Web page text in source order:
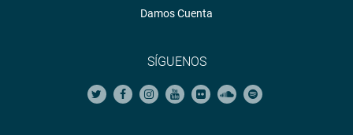
Damos Cuenta
SÍGUENOS